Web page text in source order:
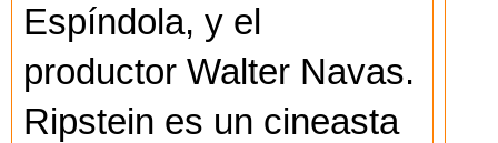
Espíndola, y el
productor Walter Navas.
Ripstein es un cineasta